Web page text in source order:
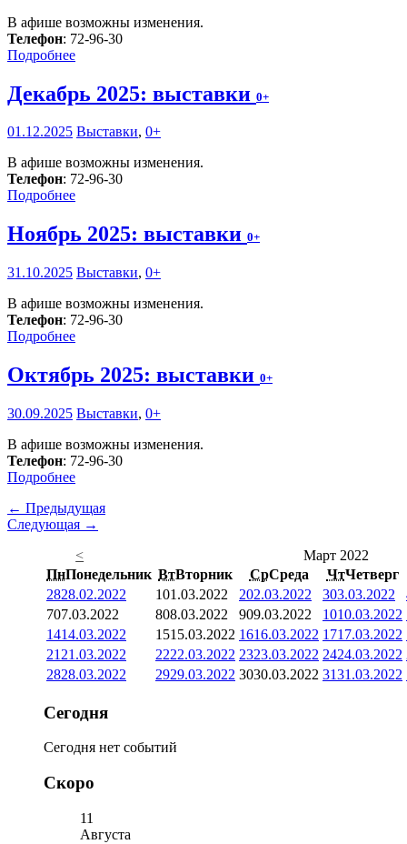
В афише возможны изменения.
Телефон: 72-96-30
Подробнее
Декабрь 2025: выставки 0+
01.12.2025 Выставки, 0+
В афише возможны изменения.
Телефон: 72-96-30
Подробнее
Ноябрь 2025: выставки 0+
31.10.2025 Выставки, 0+
В афише возможны изменения.
Телефон: 72-96-30
Подробнее
Октябрь 2025: выставки 0+
30.09.2025 Выставки, 0+
В афише возможны изменения.
Телефон: 72-96-30
Подробнее
← Предыдущая
Следующая →
<
Март 2022
ПнПонедельник ВтВторник СрСреда ЧтЧетверг
2828.02.2022 101.03.2022 202.03.2022 303.03.2022
707.03.2022 808.03.2022 909.03.2022 1010.03.2022
1414.03.2022 1515.03.2022 1616.03.2022 1717.03.2022
21 21.03.2022 2222.03.2022 2323.03.2022 2424.03.2022
2828.03.2022 2929.03.2022 3030.03.2022 3131.03.2022
Сегодня
Сегодня нет событий
Скоро
11
Августа